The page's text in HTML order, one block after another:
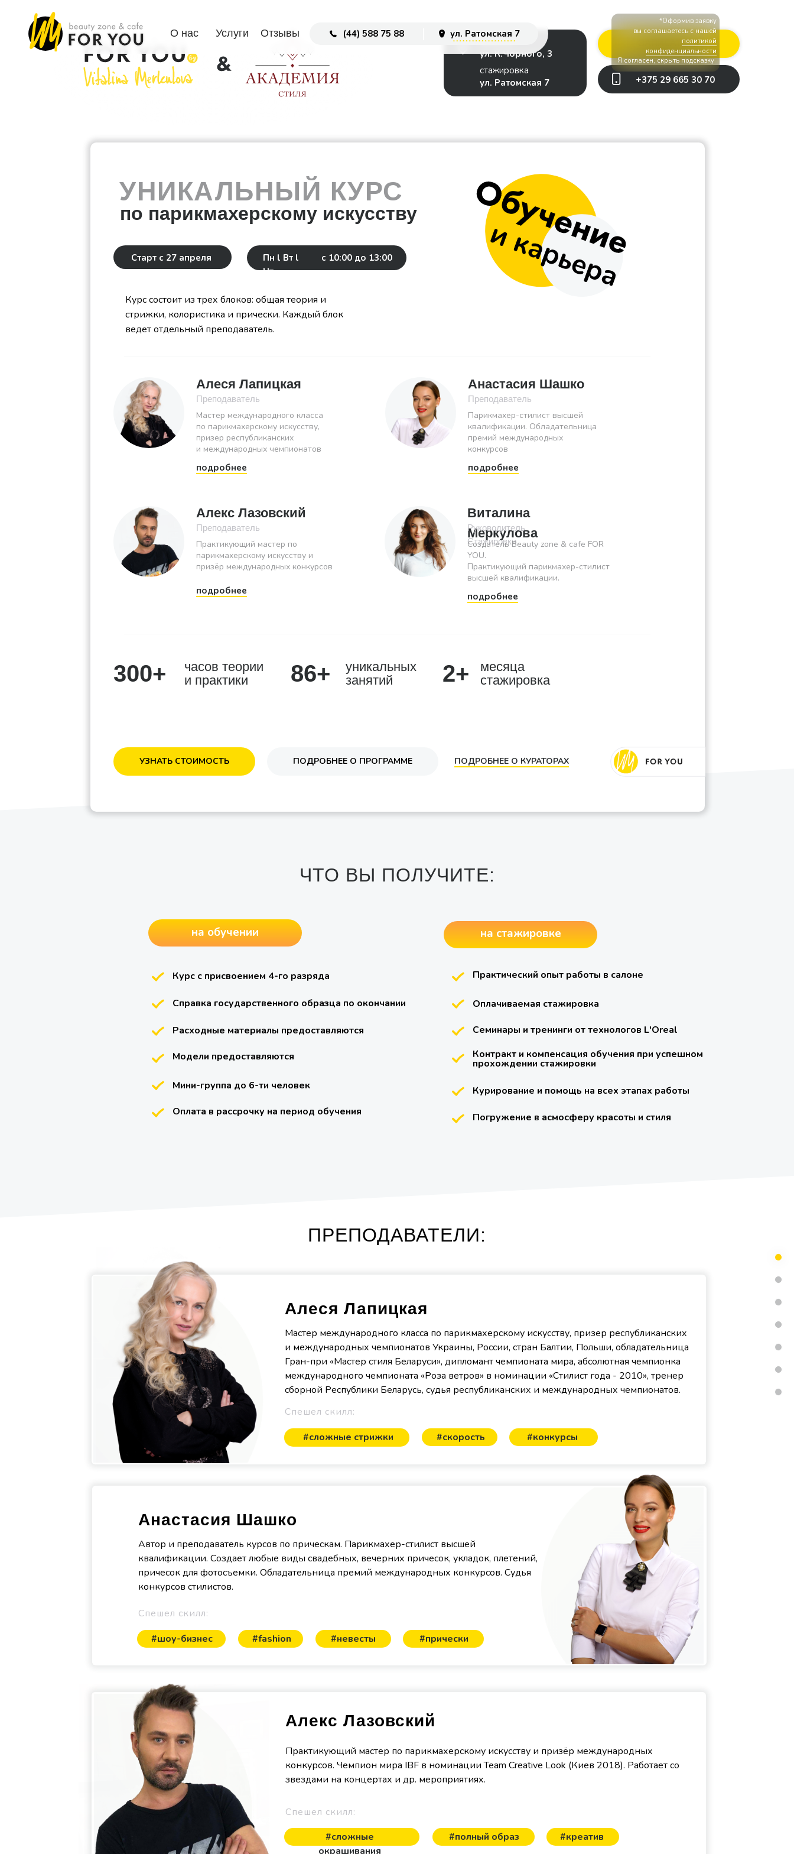
Отзывы
О нас Услуги (44) 588 75 88 ул. Ратомская 7 (44) 722 63 52 ул. Червякова 3
Отзывы
О нас ул. Ратомская 7
Услуги (44) 588 75 88
*Оформив заявку
вы соглашаетесь с нашей
политикой
конфиденциальности
Я согласен, скрыть подсказку
ЗАПИСАТЬСЯ
+375 29 665 30 70
ул. К.Чорного, 3
занятия
ул. Ратомская 7
стажировка
УНИКАЛЬНЫЙ КУРС
по парикмахерскому искусству
Старт с 27 апреля
Пн l Вт l
Чт
с 10:00 до 13:00
Курс состоит из трех блоков: общая теория и
стрижки, колористика и прически. Каждый блок
ведет отдельный преподаватель.
Алеся Лапицкая
Преподаватель
Мастер международного класса
по парикмахерскому искусству,
призер республиканских
и международных чемпионатов
подробнее
Анастасия Шашко
Преподаватель
Парикмахер-стилист высшей
квалификации. Обладательница
премий международных
конкурсов
подробнее
ПОДРОБНЕЕ О КУРАТОРАХ
Преподаватель
Практикующий мастер по
парикмахерскому искусству и
призёр международных конкурсов
подробнее
Виталина
Меркулова
Руководитель
Стажировки
Создатель Beauty zone & cafe FOR
YOU.
Практикующий парикмахер-стилист
высшей квалификации.
подробнее
300+
часов теории
и практики
86+
уникальных
занятий
2+
месяца
стажировка
УЗНАТЬ СТОИМОСТЬ ПОДРОБНЕЕ О ПРОГРАММЕ
ЧТО ВЫ ПОЛУЧИТЕ:
на обучении на стажировке
Курс с присвоением 4-го разряда
Справка государственного образца по окончании
Расходные материалы предоставляются
Модели предоставляются
Мини-группа до 6-ти человек
Оплата в рассрочку на период обучения
Практический опыт работы в салоне
Оплачиваемая стажировка
Семинары и тренинги от технологов L'Oreal
Контракт и компенсация обучения при успешном
прохождении стажировки
Курирование и помощь на всех этапах работы
Погружение в асмосферу красоты и стиля
Алекс Лазовский
ПРЕПОДАВАТЕЛИ:
Алеся Лапицкая
Мастер международного класса по парикмахерскому искусству, призер республиканских
и международных чемпионатов Украины, России, стран Балтии, Польши, обладательница
Гран-при «Мастер стиля Беларуси», дипломант чемпионата мира, абсолютная чемпионка
международного чемпионата «Роза ветров» в номинации «Стилист года - 2010», тренер
сборной Республики Беларусь, судья республиканских и международных чемпионатов.
Спешел скилл:
#сложные стрижки
#скорость #конкурсы
Анастасия Шашко
Автор и преподаватель курсов по прическам. Парикмахер-стилист высшей
квалификации. Создает любые виды свадебных, вечерних причесок, укладок, плетений,
причесок для фотосъемки. Обладательница премий международных конкурсов. Судья
конкурсов стилистов.
Спешел скилл:
#шоу-бизнес
#fashion #невесты #прически
Алекс Лазовский
Практикующий мастер по парикмахерскому искусству и призёр международных
конкурсов. Чемпион мира IBF в номинации Team Creative Look (Киев 2018). Работает со
звездами на концертах и др. мероприятиях.
Спешел скилл:
#сложные
окрашивания
#полный образ #креатив